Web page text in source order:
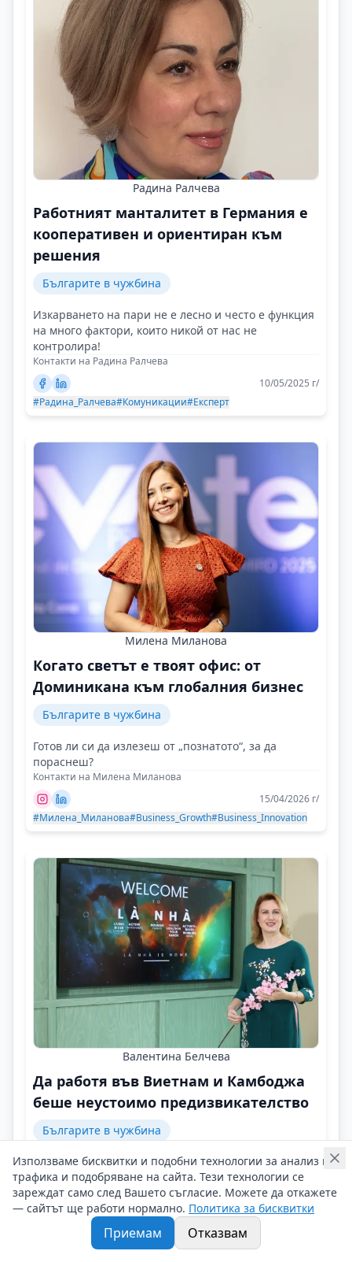
Радина Ралчева
Работният манталитет в Германия е
кооперативен и ориентиран към
решения
Българите в чужбина
Изкарването на пари не е лесно и често е функция
на много фактори, които никой от нас не
контролира!
Контакти на Радина Ралчева
10/05/2025 г/
#Радина_Ралчева#Комуникации#Експерт
Милена Миланова
Когато светът е твоят офис: от
Доминикана към глобалния бизнес
Българите в чужбина
Готов ли си да излезеш от „познатото“, за да
пораснеш?
Контакти на Милена Миланова
15/04/2026 г/
#Милена_Миланова#Business_Growth#Business_Innovation
Валентина Белчева
Да работя във Виетнам и Камбоджа
беше неустоимо предизвикателство
Българите в чужбина
Имаше момент, в който 2 месеца не бях виждала
слънцето, обвито в смог, а и бързо разбрах, че
понятието "разходка" по улицата не съществува!
Контакти на Валентина Белчева
#Валентина_Белчева#Фармация#CEO
Използваме бисквитки и подобни технологии за анализ на
трафика и подобряване на сайта. Тези технологии се
зареждат само след Вашето съгласие. Можете да откажете
— сайтът ще работи нормално. Политика за бисквитки
Приемам Отказвам